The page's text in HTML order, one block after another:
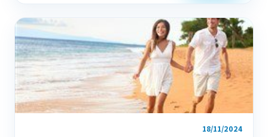
18/11/2024